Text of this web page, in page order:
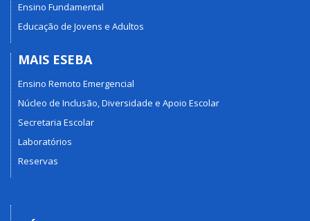
Ensino Fundamental
Educação de Jovens e Adultos
MAIS ESEBA
Ensino Remoto Emergencial
Núcleo de Inclusão, Diversidade e Apoio Escolar
Secretaria Escolar
Laboratórios
Reservas